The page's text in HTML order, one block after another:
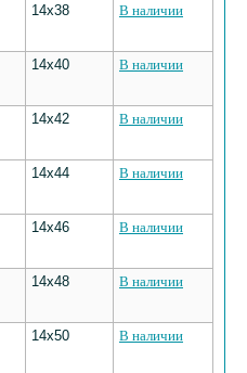
14х38 В наличии
14х40 В наличии
14х42 В наличии
14х44 В наличии
14х46 В наличии
14х48 В наличии
14х50 В наличии